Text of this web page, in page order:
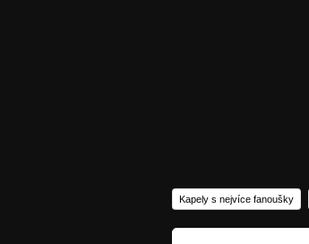
Kapely s nejvíce fanoušky